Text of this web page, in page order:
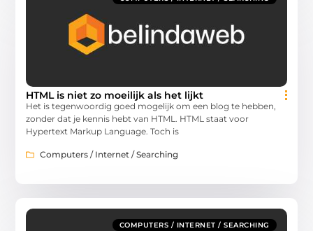
HTML is niet zo moeilijk als het lijkt
Het is tegenwoordig goed mogelijk om een blog te hebben,
zonder dat je kennis hebt van HTML. HTML staat voor
Hypertext Markup Language. Toch is
Computers / Internet / Searching
COMPUTERS / INTERNET / SEARCHING